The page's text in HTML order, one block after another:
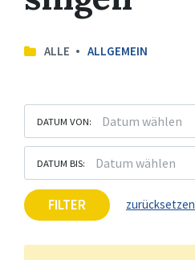
ALLE ALLGEMEIN
DATUM VON:
DATUM BIS:
FILTER zurücksetzen